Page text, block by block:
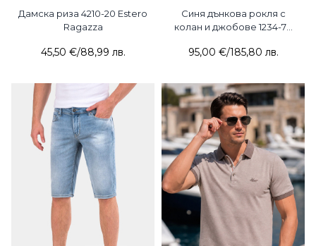
Дамска риза 4210-20 Estero
Ragazza
45,50 €/88,99 лв.
Синя дънкова рокля с
колан и джобове 1234-76
95,00 €/185,80 лв.